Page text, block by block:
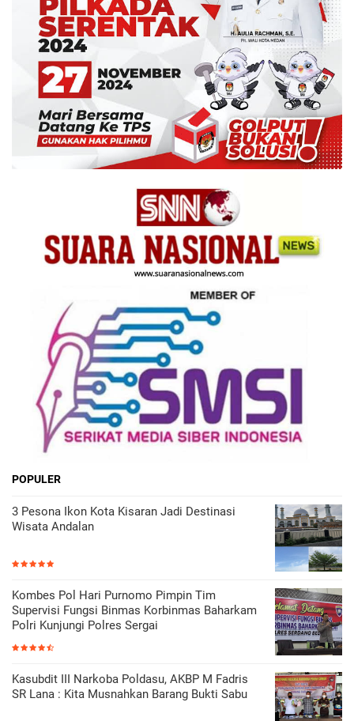
POPULER
3 Pesona Ikon Kota Kisaran Jadi Destinasi
Wisata Andalan
Kombes Pol Hari Purnomo Pimpin Tim
Supervisi Fungsi Binmas Korbinmas Baharkam
Polri Kunjungi Polres Sergai
Kasubdit III Narkoba Poldasu, AKBP M Fadris
SR Lana : Kita Musnahkan Barang Bukti Sabu